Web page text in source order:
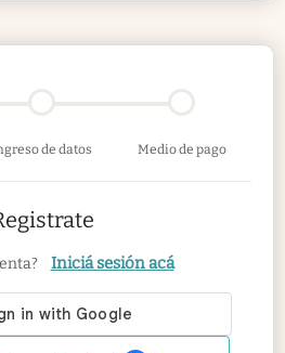
de datos Medio de pago
Iniciá sesión acá